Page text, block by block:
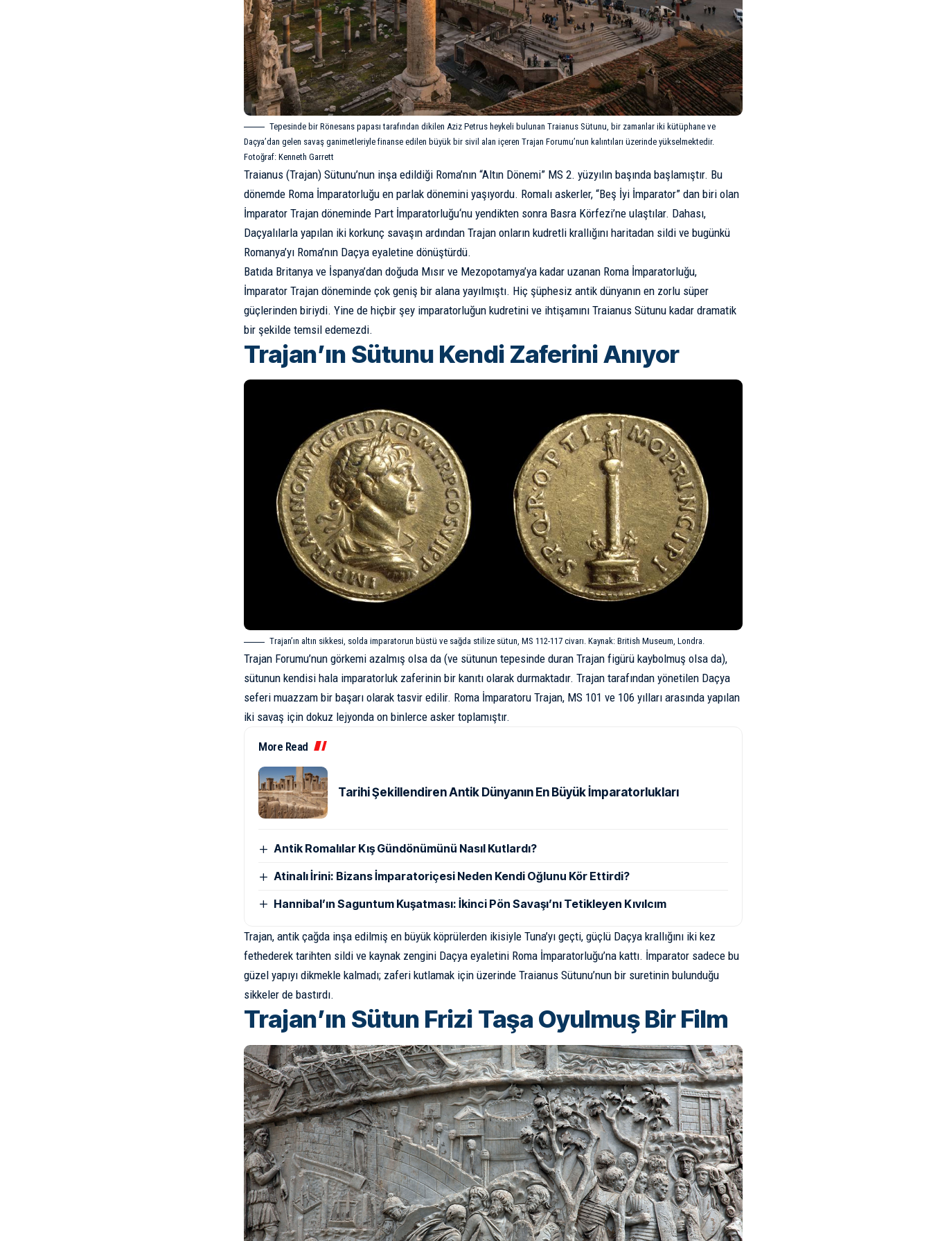
Tepesinde bir Rönesans papası tarafından dikilen Aziz Petrus heykeli bulunan Traianus Sütunu, bir zamanlar iki kütüphane ve
Daçya’dan gelen savaş ganimetleriyle finanse edilen büyük bir sivil alan içeren Trajan Forumu’nun kalıntıları üzerinde yükselmektedir.
Fotoğraf: Kenneth Garrett
Traianus (Trajan) Sütunu’nun inşa edildiği Roma’nın “Altın Dönemi” MS 2. yüzyılın başında başlamıştır. Bu
dönemde Roma İmparatorluğu en parlak dönemini yaşıyordu. Romalı askerler, “Beş İyi İmparator” dan biri olan
İmparator Trajan döneminde Part İmparatorluğu‘nu yendikten sonra Basra Körfezi’ne ulaştılar. Dahası,
Daçyalılarla yapılan iki korkunç savaşın ardından Trajan onların kudretli krallığını haritadan sildi ve bugünkü
Romanya’yı Roma’nın Daçya eyaletine dönüştürdü.
Batıda Britanya ve İspanya’dan doğuda Mısır ve Mezopotamya’ya kadar uzanan Roma İmparatorluğu,
İmparator Trajan döneminde çok geniş bir alana yayılmıştı. Hiç şüphesiz antik dünyanın en zorlu süper
güçlerinden biriydi. Yine de hiçbir şey imparatorluğun kudretini ve ihtişamını Traianus Sütunu kadar dramatik
bir şekilde temsil edemezdi.
Trajan’ın Sütunu Kendi Zaferini Anıyor
Trajan’ın altın sikkesi, solda imparatorun büstü ve sağda stilize sütun, MS 112-117 civarı. Kaynak: British Museum, Londra.
Trajan Forumu’nun görkemi azalmış olsa da (ve sütunun tepesinde duran Trajan figürü kaybolmuş olsa da),
sütunun kendisi hala imparatorluk zaferinin bir kanıtı olarak durmaktadır. Trajan tarafından yönetilen Daçya
seferi muazzam bir başarı olarak tasvir edilir. Roma İmparatoru Trajan, MS 101 ve 106 yılları arasında yapılan
iki savaş için dokuz lejyonda on binlerce asker toplamıştır.
More Read
Tarihi Şekillendiren Antik Dünyanın En Büyük İmparatorlukları
Antik Romalılar Kış Gündönümünü Nasıl Kutlardı?
Atinalı İrini: Bizans İmparatoriçesi Neden Kendi Oğlunu Kör Ettirdi?
Hannibal’ın Saguntum Kuşatması: İkinci Pön Savaşı’nı Tetikleyen Kıvılcım
Trajan, antik çağda inşa edilmiş en büyük köprülerden ikisiyle Tuna’yı geçti, güçlü Daçya krallığını iki kez
fethederek tarihten sildi ve kaynak zengini Daçya eyaletini Roma İmparatorluğu’na kattı. İmparator sadece bu
güzel yapıyı dikmekle kalmadı; zaferi kutlamak için üzerinde Traianus Sütunu’nun bir suretinin bulunduğu
sikkeler de bastırdı.
Trajan’ın Sütun Frizi Taşa Oyulmuş Bir Film